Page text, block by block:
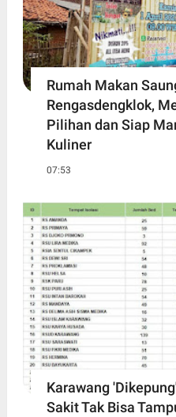
Rumah Makan
Rengasdengklok,
Pilihan dan Siap
Kuliner
07:53
Karawang
Sakit Tak Bisa